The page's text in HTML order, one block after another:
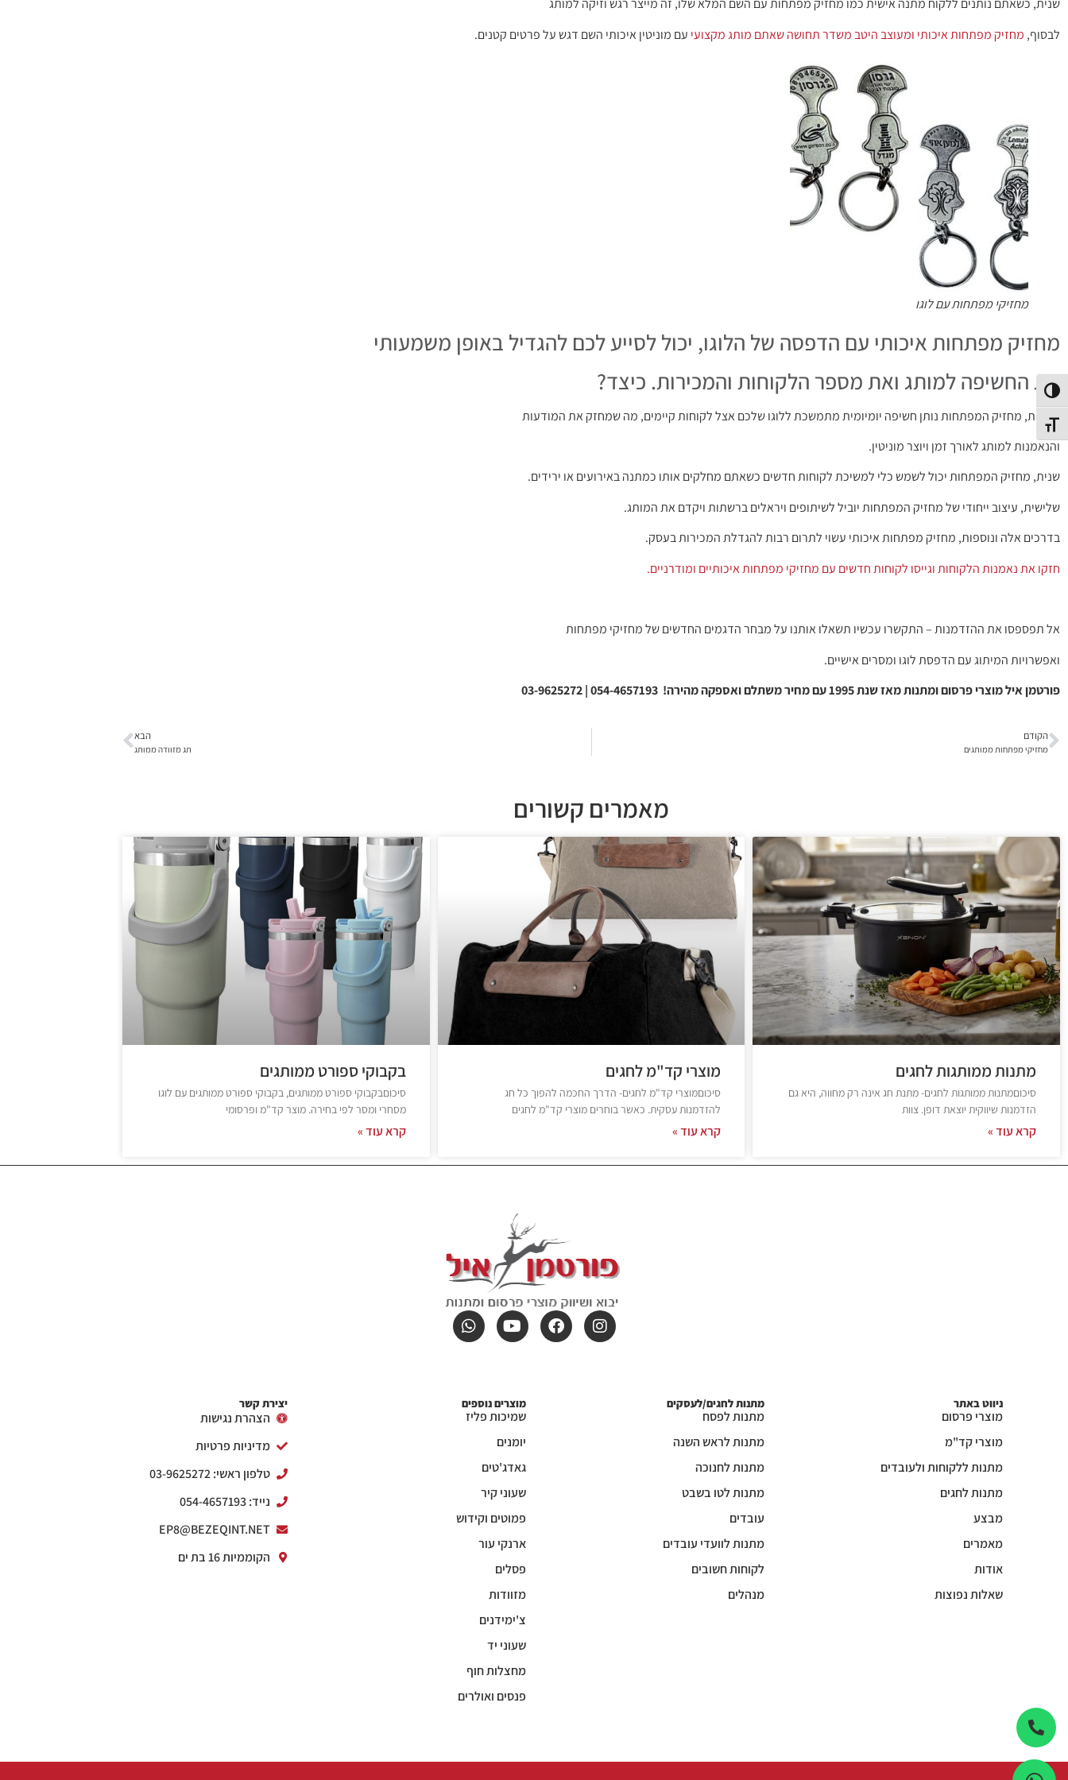
הפעל/כבה ניגודיות גבוהה
מתג גודל גופן
שנית, כשאתם נותנים ללקוח מתנה אישית כמו מחזיק מפתחות עם השם המלא שלו, זה מייצר רגש וזיקה למותג
לבסוף, מחזיק מפתחות איכותי ומעוצב היטב משדר תחושה שאתם מותג מקצועי עם מוניטין איכותי השם דגש על פרטים קטנים.
מחזיקי מפתחות עם לוגו
מחזיק מפתחות איכותי עם הדפסה של הלוגו, יכול לסייע לכם להגדיל באופן משמעותי
את החשיפה למותג ואת מספר הלקוחות והמכירות. כיצד?
ראשית, מחזיק המפתחות נותן חשיפה יומיומית מתמשכת ללוגו שלכם אצל לקוחות קיימים, מה שמחזק את המודעות
והנאמנות למותג לאורך זמן ויוצר מוניטין.
שנית, מחזיק המפתחות יכול לשמש כלי למשיכת לקוחות חדשים כשאתם מחלקים אותו כמתנה באירועים או ירידים.
שלישית, עיצוב ייחודי של מחזיק המפתחות יוביל לשיתופים ויראלים ברשתות ויקדם את המותג.
בדרכים אלה ונוספות, מחזיק מפתחות איכותי עשוי לתרום רבות להגדלת המכירות בעסק.
חזקו את נאמנות הלקוחות וגייסו לקוחות חדשים עם מחזיקי מפתחות איכותיים ומודרניים.
אל תפספסו את ההזדמנות – התקשרו עכשיו תשאלו אותנו על מבחר הדגמים החדשים של מחזיקי מפתחות
ואפשרויות המיתוג עם הדפסת לוגו ומסרים אישיים.
פורטמן איל מוצרי פרסום ומתנות מאז שנת 1995 עם מחיר משתלם ואספקה מהירה! 054-4657193 | 03-9625272
הקודם
מחזיקי מפתחות ממותגים
הבא
תג מזוודה ממותג
מאמרים קשורים
מתנות ממותגות לחגים
סיכוםמתנות ממותגות לחגים- מתנת חג אינה רק מחווה, היא גם
הזדמנות שיווקית יוצאת דופן. צוות
קרא עוד »
מוצרי קד"מ לחגים
סיכוםמוצרי קד"מ לחגים- הדרך החכמה להפוך כל חג
להזדמנות עסקית. כאשר בוחרים מוצרי קד"מ לחגים
קרא עוד »
בקבוקי ספורט ממותגים
סיכוםבקבוקי ספורט ממותגים, בקבוקי ספורט ממותגים עם לוגו
מסחרי ומסר לפי בחירה. מוצר קד"מ ופרסומי
קרא עוד »
ניווט באתר
מוצרי פרסום
מוצרי קד"מ
מתנות ללקוחות ולעובדים
מתנות לחגים
מבצע
מאמרים
אודות
שאלות נפוצות
מתנות לחגים/לעסקים
מתנות לפסח
מתנות לראש השנה
מתנות לחנוכה
מתנות לטו בשבט
עובדים
מתנות לוועדי עובדים
לקוחות חשובים
מנהלים
מוצרים נוספים
שמיכות פליז
יומנים
גאדג'טים
שעוני קיר
פמוטים וקידוש
ארנקי עור
פסלים
מזוודות
צ'ימידנים
שעוני יד
מחצלות חוף
פנסים ואולרים
יצירת קשר
הצהרת נגישות
מדיניות פרטיות
טלפון ראשי: 03-9625272
נייד: 054-4657193
EP8@BEZEQINT.NET
הקוממיות 16 בת ים